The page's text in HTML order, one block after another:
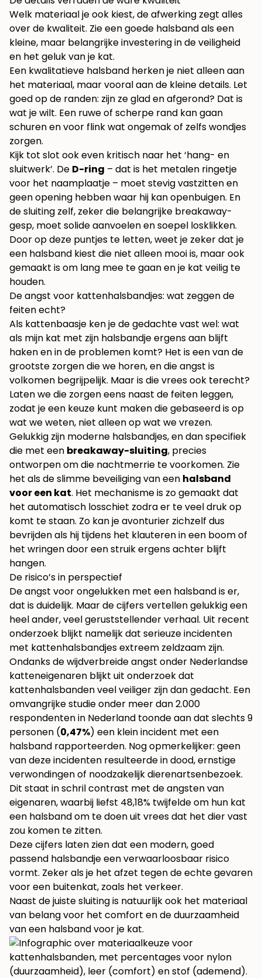
Welk materiaal je ook kiest, de afwerking zegt alles
over de kwaliteit. Zie een goede halsband als een
kleine, maar belangrijke investering in de veiligheid
en het geluk van je kat.
Een kwalitatieve halsband herken je niet alleen aan
het materiaal, maar vooral aan de kleine details. Let
goed op de randen: zijn ze glad en afgerond? Dat is
wat je wilt. Een ruwe of scherpe rand kan gaan
schuren en voor flink wat ongemak of zelfs wondjes
zorgen.
Kijk tot slot ook even kritisch naar het ‘hang- en
sluitwerk’. De D-ring – dat is het metalen ringetje
voor het naamplaatje – moet stevig vastzitten en
geen opening hebben waar hij kan openbuigen. En
de sluiting zelf, zeker die belangrijke breakaway-
gesp, moet solide aanvoelen en soepel losklikken.
Door op deze puntjes te letten, weet je zeker dat je
een halsband kiest die niet alleen mooi is, maar ook
gemaakt is om lang mee te gaan en je kat veilig te
houden.
De angst voor kattenhalsbandjes: wat zeggen de
feiten echt?
Als kattenbaasje ken je de gedachte vast wel: wat
als mijn kat met zijn halsbandje ergens aan blijft
haken en in de problemen komt? Het is een van de
grootste zorgen die we horen, en die angst is
volkomen begrijpelijk. Maar is die vrees ook terecht?
Laten we die zorgen eens naast de feiten leggen,
zodat je een keuze kunt maken die gebaseerd is op
wat we weten, niet alleen op wat we vrezen.
Gelukkig zijn moderne halsbandjes, en dan specifiek
die met een breakaway-sluiting, precies
ontworpen om die nachtmerrie te voorkomen. Zie
het als de slimme beveiliging van een halsband
voor een kat. Het mechanisme is zo gemaakt dat
het automatisch losschiet zodra er te veel druk op
komt te staan. Zo kan je avonturier zichzelf dus
bevrijden als hij tijdens het klauteren in een boom of
het wringen door een struik ergens achter blijft
hangen.
De risico’s in perspectief
De angst voor ongelukken met een halsband is er,
dat is duidelijk. Maar de cijfers vertellen gelukkig een
heel ander, veel geruststellender verhaal. Uit recent
onderzoek blijkt namelijk dat serieuze incidenten
met kattenhalsbandjes extreem zeldzaam zijn.
Ondanks de wijdverbreide angst onder Nederlandse
katteneigenaren blijkt uit onderzoek dat
kattenhalsbanden veel veiliger zijn dan gedacht. Een
omvangrijke studie onder meer dan 2.000
respondenten in Nederland toonde aan dat slechts 9
personen (0,47%) een klein incident met een
halsband rapporteerden. Nog opmerkelijker: geen
van deze incidenten resulteerde in dood, ernstige
verwondingen of noodzakelijk dierenartsenbezoek.
Dit staat in schril contrast met de angsten van
eigenaren, waarbij liefst 48,18% twijfelde om hun kat
een halsband om te doen uit vrees dat het dier vast
zou komen te zitten.
Deze cijfers laten zien dat een modern, goed
passend halsbandje een verwaarloosbaar risico
vormt. Zeker als je het afzet tegen de echte gevaren
voor een buitenkat, zoals het verkeer.
Naast de juiste sluiting is natuurlijk ook het materiaal
van belang voor het comfort en de duurzaamheid
van een halsband voor je kat.